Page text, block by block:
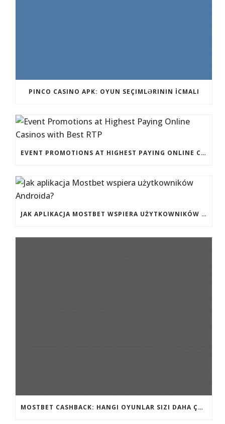
PINCO CASINO APK: OYUN SEÇIMLƏRININ İCMALI
EVENT PROMOTIONS AT HIGHEST PAYING ONLINE CASINOS WITH BEST RTP
JAK APLIKACJA MOSTBET WSPIERA UŻYTKOWNIKÓW ANDROIDA?
MOSTBET CASHBACK: HANGI OYUNLAR SIZI DAHA ÇOX QAZANA BILƏR?